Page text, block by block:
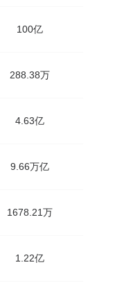
100亿
288.38万
4.63亿
9.66万亿
1678.21万
1.22亿